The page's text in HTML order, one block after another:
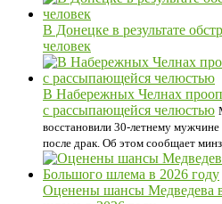
В Донецке в результате
человек
В Набережных Челнах
с рассыпающейся челюстью
восстановили 30-летнему мужчине
после драк. Об этом сообщает
Оценены шансы Медведева